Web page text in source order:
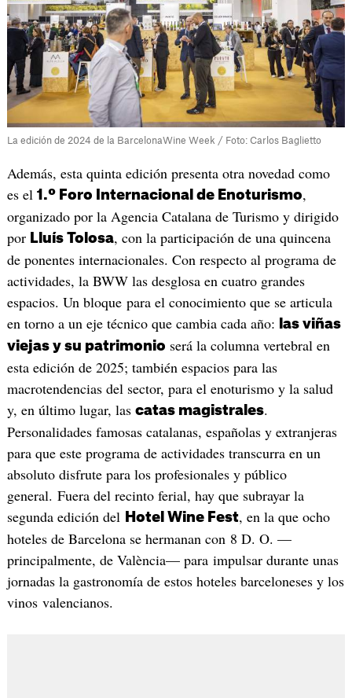
La edición de 2024 de la BarcelonaWine Week / Foto: Carlos Baglietto
Además, esta quinta edición presenta otra novedad como
es el 1.º Foro Internacional de Enoturismo,
organizado por la Agencia Catalana de Turismo y dirigido
por Lluís Tolosa, con la participación de una quincena
de ponentes internacionales. Con respecto al programa de
actividades, la BWW las desglosa en cuatro grandes
espacios. Un bloque para el conocimiento que se articula
en torno a un eje técnico que cambia cada año:
las viñas
viejas y su patrimonio será la columna vertebral en
esta edición de 2025; también espacios para las
macrotendencias del sector, para el enoturismo y la salud
y, en último lugar, las catas magistrales.
Personalidades famosas catalanas, españolas y extranjeras
para que este programa de actividades transcurra en un
absoluto disfrute para los profesionales y público
general. Fuera del recinto ferial, hay que subrayar la
segunda edición del Hotel Wine Fest, en la que ocho
hoteles de Barcelona se hermanan con 8 D. O. —
principalmente, de València— para impulsar durante unas
jornadas la gastronomía de estos hoteles barceloneses y los
vinos valencianos.